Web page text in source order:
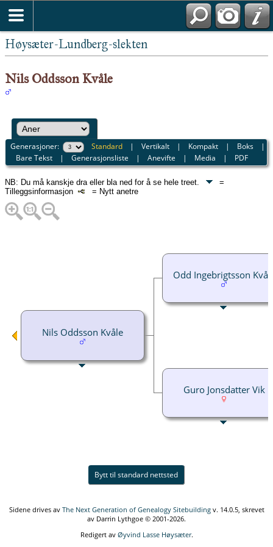
Høysæter-Lundberg-slekten
Nils Oddsson Kvåle
Generasjoner: Standard |Vertikalt | Kompakt | Boks |
Bare Tekst |Generasjonsliste |Anevifte | Media | PDF
NB: Du må kanskje dra eller bla ned for å se hele treet.
=
Tilleggsinformasjon
= Nytt anetre
Nils Oddsson Kvåle
Odd Ingebrigtsson
Guro Jonsdatter Vik
Bytt til standard nettsted
Sidene drives av The Next Generation of Genealogy Sitebuildingv. 14.0.5, skrevet
av Darrin Lythgoe © 2001-2026.
Redigert av Øyvind Lasse Høysæter.